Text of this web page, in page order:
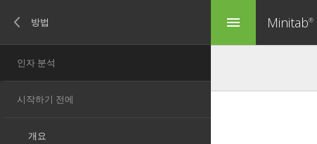
menu Minitab®